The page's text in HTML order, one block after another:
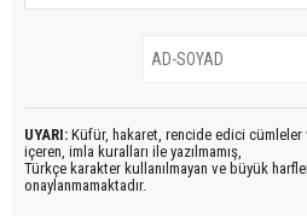
UYARI: Küfür, hakaret, rencide edici cümleler
içeren, imla kuralları ile yazılmamış,
Türkçe karakter kullanılmayan ve büyük
onaylanmamaktadır.